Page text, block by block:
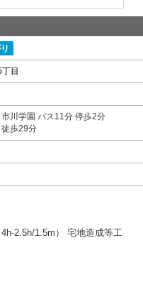
目
市川学園 バス11分 停歩2分
歩29分
2.5h/1.5m） 宅地造成等工